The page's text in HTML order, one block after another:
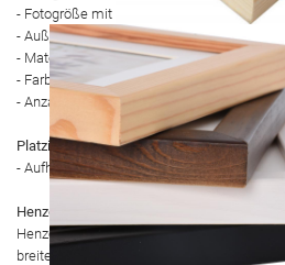
- Fotogröße mit Passepartout: 50x75 cm
- Außengröße Fotorahmen: 62x92x2 cm
- Material: Holz
- Farbe: Natürlich
- Anzahl der Fotos: 1
Platzierung:
- Aufhängen: Horizontal und vertikal
Henzo
Henzo ist eine rein niederländische
breite Palette von Luxusbilderrahmen,